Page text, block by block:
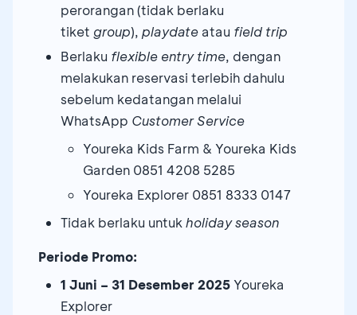
perorangan (tidak berlaku
tiket group), playdate atau field trip
Berlaku flexible entry time, dengan
melakukan reservasi terlebih dahulu
sebelum kedatangan melalui
WhatsApp Customer Service
Youreka Kids Farm & Youreka Kids
Garden 0851 4208 5285
Youreka Explorer 0851 8333 0147
Tidak berlaku untuk holiday season
Periode Promo:
1 Juni – 31 Desember 2025Youreka
Explorer